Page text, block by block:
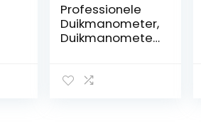
Professionele
Duikmanometer,
Duikmanometer,
Duiken, Duiken